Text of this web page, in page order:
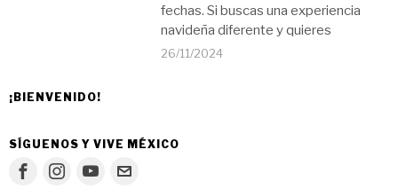
fechas. Si buscas una experiencia
navideña diferente y quieres
26/11/2024
¡BIENVENIDO!
SÍGUENOS Y VIVE MÉXICO